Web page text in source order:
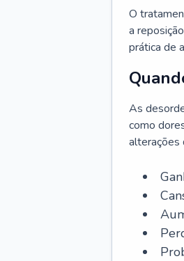
O
a
prática de
As
como
alterações